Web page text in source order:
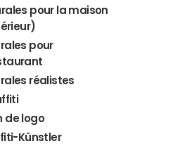
pour la maison
pour
réalistes
de logo
Künstler